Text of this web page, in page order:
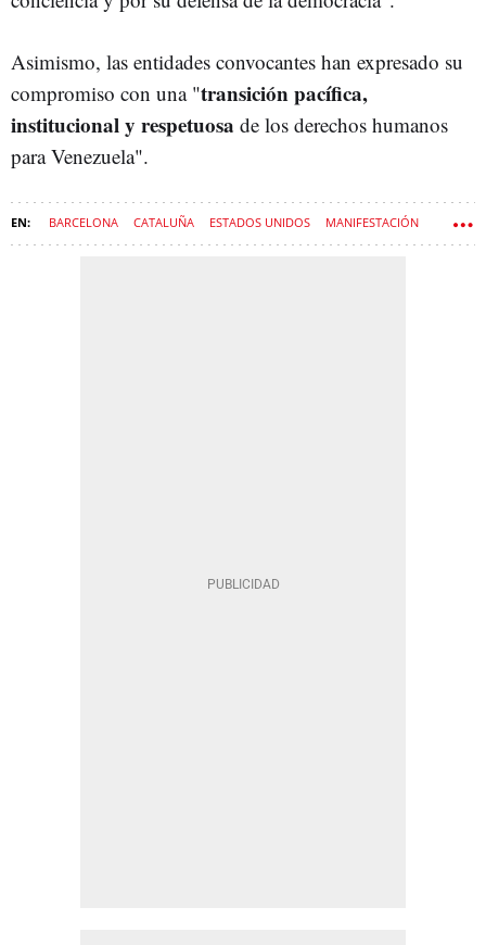
Asimismo, las entidades convocantes han expresado su
compromiso con una "transición pacífica,
institucional y respetuosa de los derechos humanos
para Venezuela".
BARCELONA CATALUÑA ESTADOS UNIDOS MANIFESTACIÓN